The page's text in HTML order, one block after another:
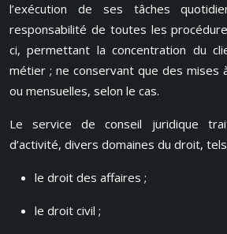
l’exécution de ses tâches
responsabilité de toutes les
ci, permettant la concentration du
métier ; ne conservant que des mises
ou mensuelles, selon le cas.
Le service de conseil juridique
d’activité, divers domaines du droit,
le droit des affaires ;
le droit civil ;